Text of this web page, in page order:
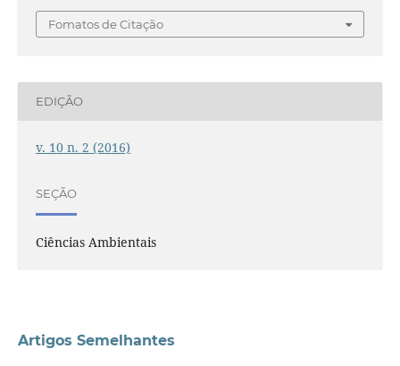
Fomatos de Citação
EDIÇÃO
v. 10 n. 2 (2016)
SEÇÃO
Ciências Ambientais
Artigos Semelhantes